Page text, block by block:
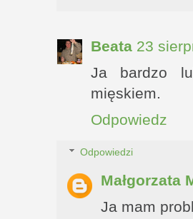
Beata 23
Ja bardzo
mięskiem.
Odpowiedz
Odpowiedzi
Małgorzata
Ja mam